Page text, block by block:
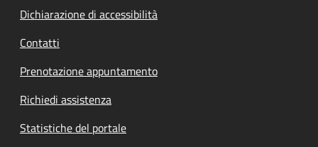
Dichiarazione di accessibilità
Contatti
Prenotazione appuntamento
Richiedi assistenza
Statistiche del portale